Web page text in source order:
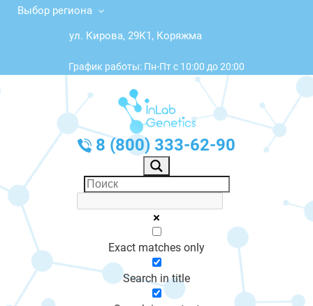
Выбор региона
ул. Кирова, 29К1, Коряжма
График работы: Пн-Пт с 10:00 до 20:00
8 (800) 333-62-90
Exact matches only
Search in title